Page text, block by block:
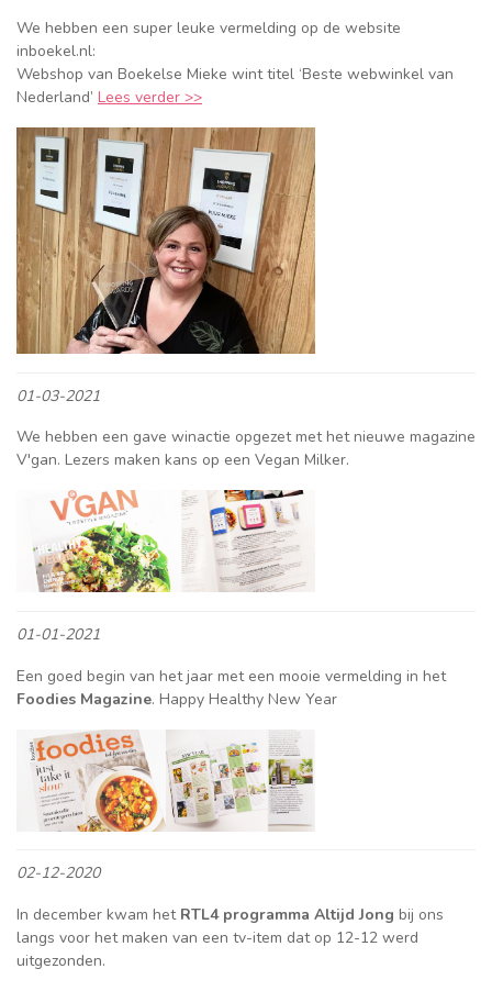
We hebben een super leuke vermelding op de website
inboekel.nl:
Webshop van Boekelse Mieke wint titel ‘Beste webwinkel van
Nederland’ Lees verder >>
01-03-2021
We hebben een gave winactie opgezet met het nieuwe magazine
V'gan. Lezers maken kans op een Vegan Milker.
01-01-2021
Een goed begin van het jaar met een mooie vermelding in het
Foodies Magazine. Happy Healthy New Year
02-12-2020
In december kwam het RTL4 programma Altijd Jong bij ons
langs voor het maken van een tv-item dat op 12-12 werd
uitgezonden.